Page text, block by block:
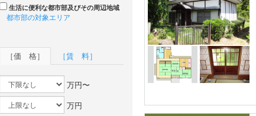
生活に便利な都市部及びその周辺地域
都市部の対象エリア
［価 格］ ［賃 料］
万円〜
万円